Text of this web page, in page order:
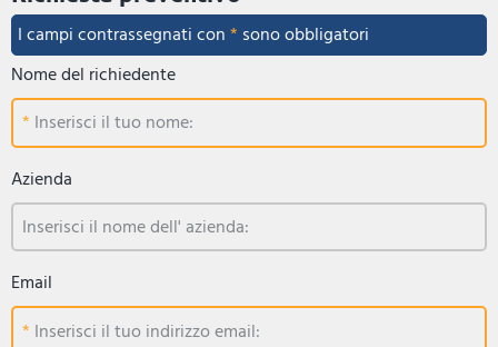
I campi contrassegnati con* sono obbligatori
Nome del richiedente
Inserisci il tuo nome:
Azienda
Inserisci il nome dell' azienda:
Email
Inserisci il tuo indirizzo email: